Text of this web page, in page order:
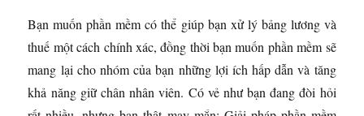
Bạn muốn phần mềm có thể giúp bạn xử lý bảng lương và
thuế một cách chính xác, đồng thời bạn muốn phần mềm sẽ
mang lại cho nhóm của bạn những lợi ích hấp dẫn và tăng
khả năng giữ chân nhân viên. Có vẻ như bạn đang đòi hỏi